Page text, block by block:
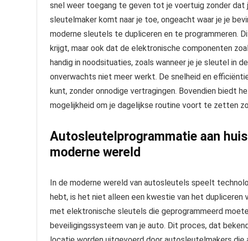
snel weer toegang te geven tot je voertuig zonder
sleutelmaker komt naar je toe, ongeacht waar je je
moderne sleutels te dupliceren en te programmeren.
krijgt, maar ook dat de elektronische componenten
handig in noodsituaties, zoals wanneer je je sleutel in
onverwachts niet meer werkt. De snelheid en
kunt, zonder onnodige vertragingen. Bovendien biedt
mogelijkheid om je dagelijkse routine voort te zetten
Autosleutelprogrammatie aan
moderne wereld
In de moderne wereld van autosleutels speelt
hebt, is het niet alleen een kwestie van het
met elektronische sleutels die geprogrammeerd
beveiligingssysteem van je auto. Dit proces, dat